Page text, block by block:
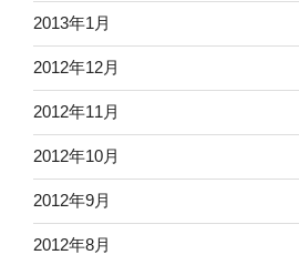
2013年1月
2012年12月
2012年11月
2012年10月
2012年9月
2012年8月